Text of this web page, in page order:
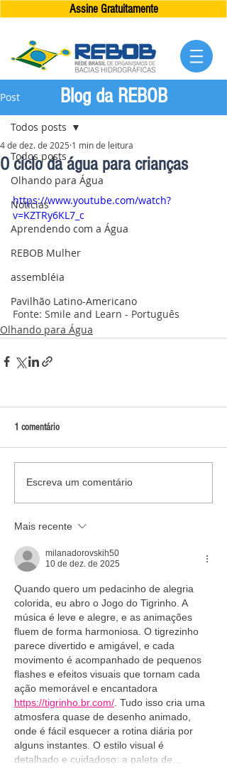
Assine Gratuitamente
Post
Todos posts
Olhando para Água
Notícias
Aprendendo com a Água
REBOB Mulher
assembléia
Pavilhão Latino-Americano
Todos posts
O ciclo da água para crianças
4 de dez. de 2025 1 min de leitura
https://www.youtube.com/watch?
v=KZTRy6KL7_c
Fonte: Smile and Learn - Português
Olhando para Água
1 comentário
Escreva um comentário
Mais recente
milanadorovskih50
10 de dez. de 2025
Quando quero um pedacinho de alegria
colorida, eu abro o Jogo do Tigrinho. A
música é leve e alegre, e as animações
fluem de forma harmoniosa. O tigrezinho
parece divertido e amigável, e cada
movimento é acompanhado de pequenos
flashes e efeitos visuais que tornam cada
ação memorável e encantadora
https://tigrinho.br.com/ . Tudo isso cria uma
atmosfera quase de desenho animado,
onde é fácil esquecer a rotina diária por
alguns instantes. O estilo visual é
detalhado e cuidadoso: a paleta de…
Blog da REBOB